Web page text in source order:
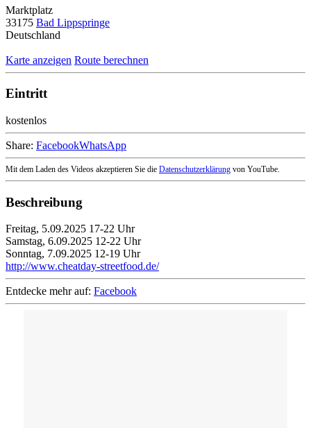
Marktplatz
33175 Bad Lippspringe
Deutschland
Karte anzeigen Route berechnen
Eintritt
kostenlos
Share: FacebookWhatsApp
Mit dem Laden des Videos akzeptieren Sie die Datenschutzerklärung von YouTube.
Beschreibung
Freitag, 5.09.2025 17-22 Uhr
Samstag, 6.09.2025 12-22 Uhr
Sonntag, 7.09.2025 12-19 Uhr
http://www.cheatday-streetfood.de/
Entdecke mehr auf: Facebook